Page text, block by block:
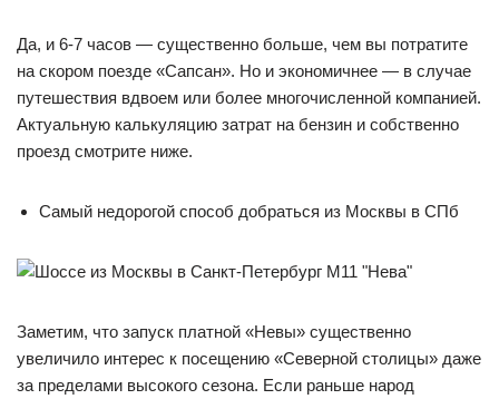
Да, и 6-7 часов — существенно больше, чем вы потратите
на скором поезде «Сапсан». Но и экономичнее — в случае
путешествия вдвоем или более многочисленной компанией.
Актуальную калькуляцию затрат на бензин и собственно
проезд смотрите ниже.
Самый недорогой способ добраться из Москвы в СПб
Заметим, что запуск платной «Невы» существенно
увеличило интерес к посещению «Северной столицы» даже
за пределами высокого сезона. Если раньше народ